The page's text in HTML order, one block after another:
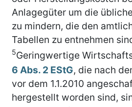
Anlagegüter um die
zu mindern, die den
Tabellen zu entnehmen
5Geringwertige
6 Abs. 2 EStG, die nach
vor dem 1.1.2010
hergestellt worden sind,